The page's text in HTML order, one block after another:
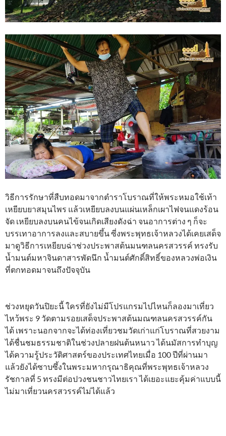
วิธีการรักษาที่สืบทอดมาจากตำราโบราณที่ให้พระหมอใช้เท้า
เหยียบยาสมุนไพร แล้วเหยียบลงบนแผ่นเหล็กเผาไฟจนแดงร้อน
จัด เหยียบลงบนคนไข้จนเกิดเสียงดังฉ่า จนอาการต่าง ๆ ก็จะ
บรรเทาอาการลงและสบายขึ้น ซี่งพระพุทธเจ้าหลวงได้เคยเสด็จ
มาดูวิธีการเหยียบฉ่าช่วงประพาสต้นมนฑลนครสวรรค์ ทรงรับ
น้ำมนต์มหาจินดาสารพัดนึก น้ำมนต์ศักดิ์สิทธิ์ของหลวงพ่อเงิน
ที่ตกทอดมาจนถึงปัจจุบัน
ช่วงหยุดวันปิยะนี้ ใครที่ยังไม่มีโปรแกรมไปไหนก็ลองมาเที่ยว
ไหว้พระ 9 วัดตามรอยเสด็จประพาสต้นมณฑลนครสวรรค์กัน
ได้ เพราะนอกจากจะได้ท่องเที่ยวชมวัดเก่าแก่โบราณที่สวยงาม
ได้ชื่นชมธรรมชาติในช่วงปลายฝนต้นหนาว ได้นมัสการทำบุญ
ได้ความรู้ประวัติศาสตร์ของประเทศไทยเมื่อ 100 ปีที่ผ่านมา
แล้วยังได้ซาบซึ้งในพระมหากรุณาธิคุณที่พระพุทธเจ้าหลวง
รัชกาลที่ 5 ทรงมีต่อปวงชนชาวไทยเรา ได้เยอะแยะคุ้มค่าแบบนี้
ไม่มาเที่ยวนครสวรรค์ไม่ได้แล้ว